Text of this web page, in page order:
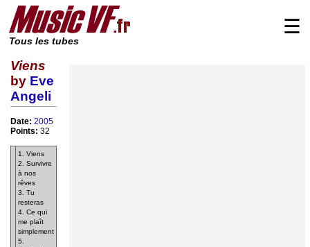
Tous les tubes
☰
Viens
by Eve
Angeli
Date: 2005
Points: 32
1. Viens
2. Survivre
à nos
rêves
3. Tu
resteras
4. Ce qui
me plaît
simplement
5.